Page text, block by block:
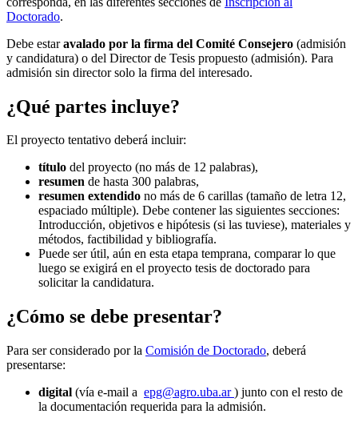
Doctorado.
Debe estaravalado por la firma del Comité Consejero (admisión
y candidatura) o del Director de Tesis propuesto (admisión). Para
admisión sin director solo la firma del interesado.
¿Qué partes incluye?
El proyecto tentativo deberá incluir:
título del proyecto (no más de 12 palabras),
resumen de hasta 300 palabras,
resumen extendido no más de 6 carillas (tamaño de letra 12,
espaciado múltiple). Debe contener las siguientes secciones:
Introducción, objetivos e hipótesis (si las tuviese), materiales y
métodos, factibilidad y bibliografía.
Puede ser útil, aún en esta etapa temprana, comparar lo que
luego se exigirá en el proyecto tesis de doctorado para
solicitar la candidatura.
¿Cómo se debe presentar?
Para ser considerado por la Comisión de Doctorado, deberá
presentarse:
digital (vía e-mail a epg@agro.uba.ar) junto con el resto de
la documentación requerida para la admisión.